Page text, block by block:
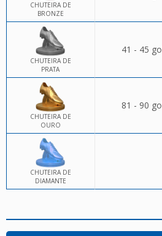
CHUTEIRA DE
BRONZE
CHUTEIRA DE
PRATA
41 - 45
CHUTEIRA DE
OURO
81 - 90
CHUTEIRA DE
DIAMANTE